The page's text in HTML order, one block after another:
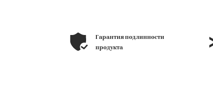
Гарантия подлинности
продукта